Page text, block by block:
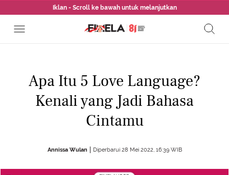
Iklan - Scroll ke bawah untuk melanjutkan
Apa Itu 5 Love Language?
Kenali yang Jadi Bahasa
Cintamu
Annissa Wulan Diperbarui 28 Mei 2022, 16:39 WIB